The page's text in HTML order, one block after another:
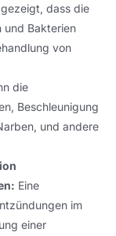
dass die
und Bakterien
von
die
Beschleunigung
und andere
Eine
im
einer